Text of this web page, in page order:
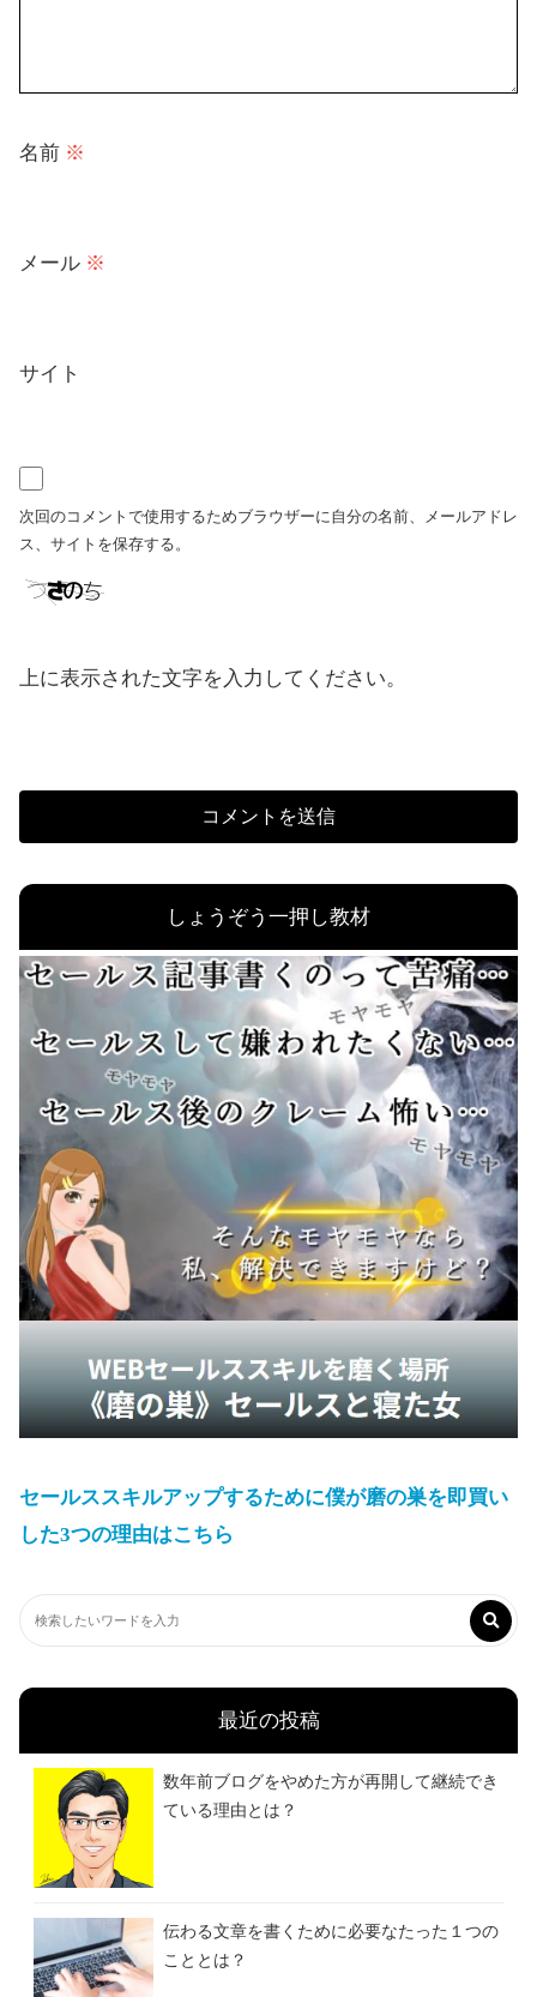
名前 ※
メール ※
サイト
次回のコメントで使用するためブラウザーに自分の名前、メールアドレ
ス、サイトを保存する。
上に表示された文字を入力してください。
しょうぞう一押し教材
セールススキルアップするために僕が磨の巣を即買い
した3つの理由はこちら
最近の投稿
数年前ブログをやめた方が再開して継続でき
ている理由とは？
伝わる文章を書くために必要なたった１つの
こととは？